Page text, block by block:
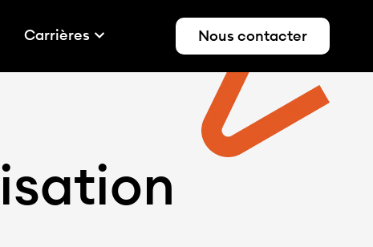
Carrières Nous contacter